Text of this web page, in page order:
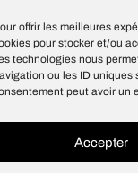
offrir les meilleures
pour stocker et/ou
technologies nous
ou les ID uniques
peut avoir un
Accepter